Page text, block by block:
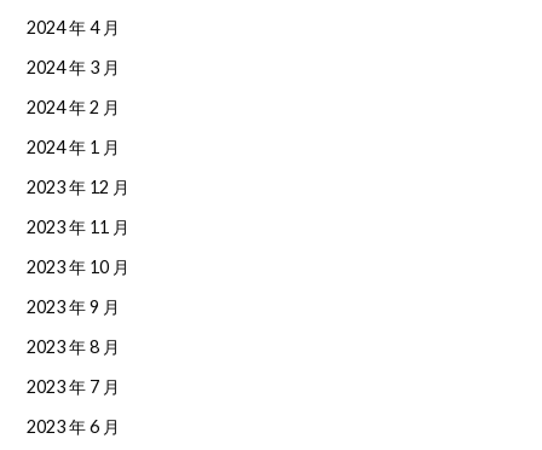
2024 年 4 月
2024 年 3 月
2024 年 2 月
2024 年 1 月
2023 年 12 月
2023 年 11 月
2023 年 10 月
2023 年 9 月
2023 年 8 月
2023 年 7 月
2023 年 6 月